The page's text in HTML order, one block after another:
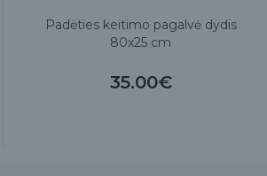
Padėties keitimo pagalvė dydis
80x25 cm
35.00€